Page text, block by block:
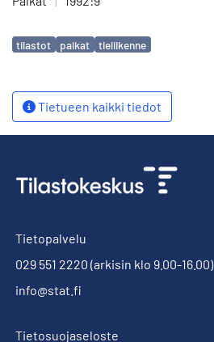
Avainsanat
tilastot palkat tieliikenne
Tietueen kaikki tiedot
Tietopalvelu
029 551 2220 (arkisin klo 9.00-16.00)
info@stat.fi
Tietosuojaseloste